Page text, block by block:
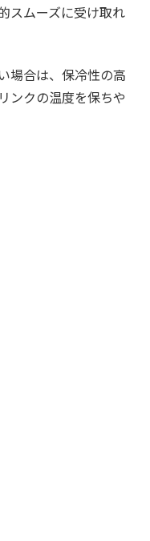
スムーズに受け取れ
場合は、保冷性の高
ンクの温度を保ちや